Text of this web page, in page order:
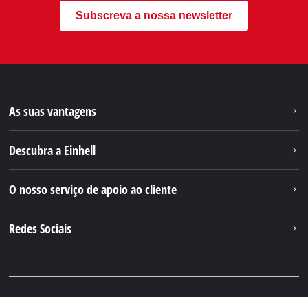
Subscreva a nossa newsletter
As suas vantagens
Descubra a Einhell
O nosso serviço de apoio ao cliente
Redes Sociais